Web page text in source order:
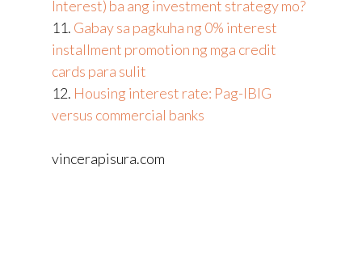
Interest) ba ang investment strategy mo?
11. Gabay sa pagkuha ng 0% interest
installment promotion ng mga credit
cards para sulit
12. Housing interest rate: Pag-IBIG
versus commercial banks
vincerapisura.com